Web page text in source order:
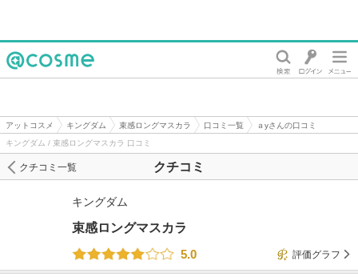
アットコスメ キングダム 束感ロングマスカラ 口コミ一覧
ａyさんの口コミ
キングダム / 束感ロングマスカラ 口コミ
クチコミ
クチコミ一覧
キングダム
束感ロングマスカラ
5.0
評価グラフ